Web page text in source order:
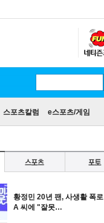
스포츠칼럼 e스포츠/게임
황정민 20년 팬, 사생활 폭로
A 씨에 "잘못…